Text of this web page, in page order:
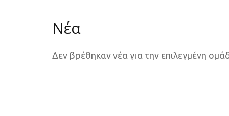
Νέα
Δεν βρέθηκαν νέα για την επιλεγμένη